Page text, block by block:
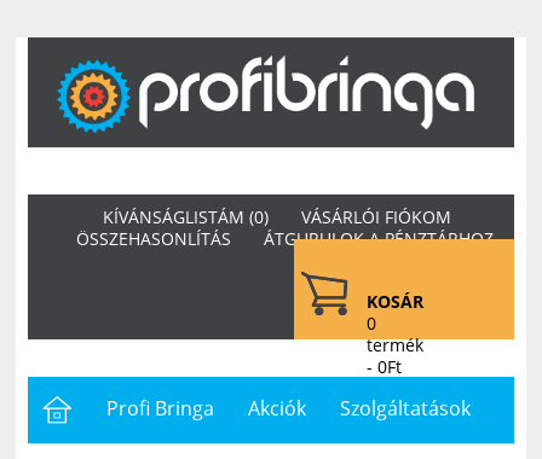
KOSÁR
0
termék
- 0Ft
KÍVÁNSÁGLISTÁM (0)
VÁSÁRLÓI FIÓKOM
ÖSSZEHASONLÍTÁS
ÁTGURULOK A PÉNZTÁRHOZ
Profi Bringa Akciók Szolgáltatások